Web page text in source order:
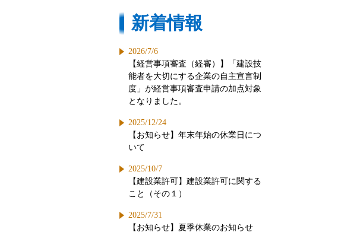
新着情報
2026/7/6
【経営事項審査（経審）】「建設技
能者を大切にする企業の自主宣言制
度」が経営事項審査申請の加点対象
となりました。
2025/12/24
【お知らせ】年末年始の休業日につ
いて
2025/10/7
【建設業許可】建設業許可に関する
こと（その１）
2025/7/31
【お知らせ】夏季休業のお知らせ